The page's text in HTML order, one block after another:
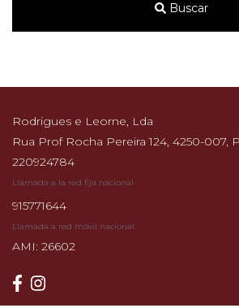
Buscar
Rodrigues e Leorne, Lda
Rua Prof Rocha Pereira 124, 4250-007,
220924784
Llamada a la red fija nacional
915771644
Llamada a red móvil nacional
AMI: 26602